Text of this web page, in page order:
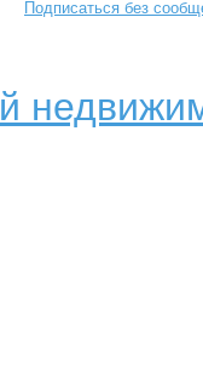
Подписаться без